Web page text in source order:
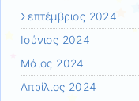
Σεπτέμβριος 2024
Ιούνιος 2024
Μάιος 2024
Απρίλιος 2024